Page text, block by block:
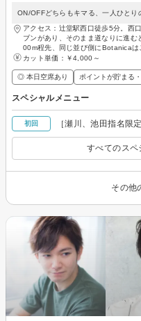
ON/OFFどちらもキマる、一人ひとり
アクセス：辻堂駅西口徒歩5分。西
ブンがあり、そのまま道なりに進む
00m程先、同じ並び側にBotanicaは
カット単価： ￥4,000～
◎ 本日空席あり ポイントが貯まる
スペシャルメニュー
初回 ［瀬川、池田指名限
すべてのスペ
その他